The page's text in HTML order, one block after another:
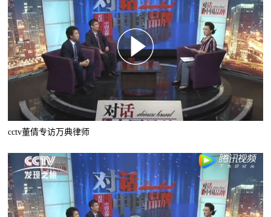
cctv董倩专访万典律师